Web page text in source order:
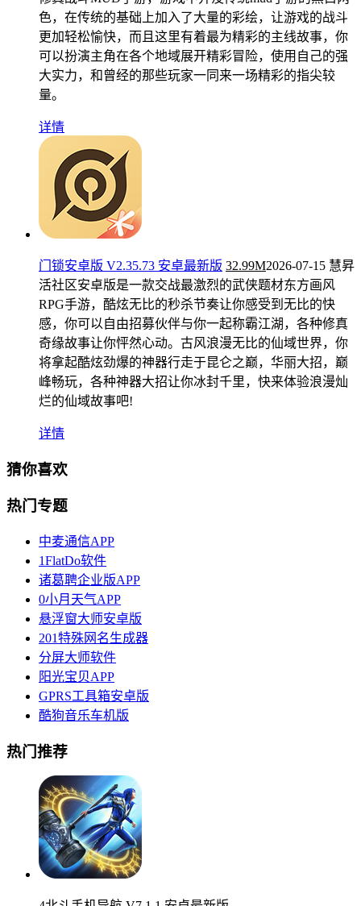
色，在传统的基础上加入了大量的彩绘，让游戏的战斗
更加轻松愉快，而且这里有着最为精彩的主线故事，你
可以扮演主角在各个地域展开精彩冒险，使用自己的强
大实力，和曾经的那些玩家一同来一场精彩的指尖较
量。
详情
门锁安卓版 V2.35.73 安卓最新版 32.99M2026-07-15 慧昇
活社区安卓版是一款交战最激烈的武侠题材东方画风
RPG手游，酷炫无比的秒杀节奏让你感受到无比的快
感，你可以自由招募伙伴与你一起称霸江湖，各种修真
奇缘故事让你怦然心动。古风浪漫无比的仙域世界，你
将拿起酷炫劲爆的神器行走于昆仑之巅，华丽大招，巅
峰畅玩，各种神器大招让你冰封千里，快来体验浪漫灿
烂的仙域故事吧!
详情
猜你喜欢
热门专题
中麦通信APP
1FlatDo软件
诸葛聘企业版APP
0小月天气APP
悬浮窗大师安卓版
201特殊网名生成器
分屏大师软件
阳光宝贝APP
GPRS工具箱安卓版
酷狗音乐车机版
热门推荐